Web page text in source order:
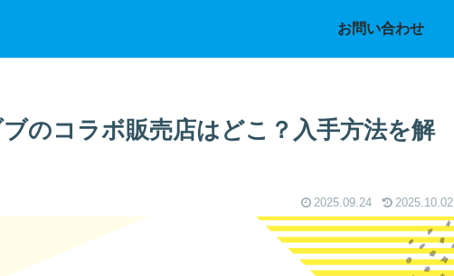
お問い合わせ
のコラボ販売店はどこ？入手方法を解
2025.09.24 2025.10.02